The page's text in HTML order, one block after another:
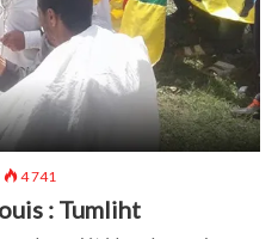
4 741
: Tumliht